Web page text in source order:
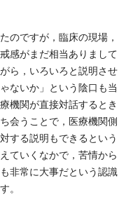
のですが，臨床の現場，
感がまだ相当ありまして
ら，いろいろと説明させ
ないか」という陰口も当
機関が直接対話するとき
会うことで，医療機関側
する説明もできるという
ていくなかで，苦情から
非常に大事だという認識
。